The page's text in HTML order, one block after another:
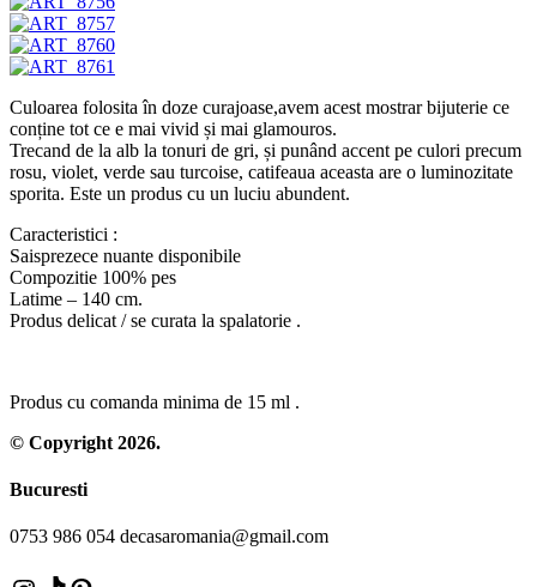
Culoarea folosita în doze curajoase,avem acest mostrar bijuterie ce
conține tot ce e mai vivid și mai glamouros.
Trecand de la alb la tonuri de gri, și punând accent pe culori precum
rosu, violet, verde sau turcoise, catifeaua aceasta are o luminozitate
sporita. Este un produs cu un luciu abundent.
Caracteristici :
Saisprezece nuante disponibile
Compozitie 100% pes
Latime – 140 cm.
Produs delicat / se curata la spalatorie .
Produs cu comanda minima de 15 ml .
© Copyright 2026.
Bucuresti
0753 986 054 decasaromania@gmail.com